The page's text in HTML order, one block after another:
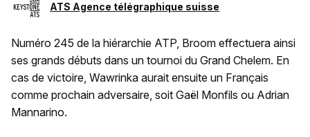
ATS Agence télégraphique suisse
Numéro 245 de la hiérarchie ATP, Broom effectuera ainsi
ses grands débuts dans un tournoi du Grand Chelem. En
cas de victoire, Wawrinka aurait ensuite un Français
comme prochain adversaire, soit Gaël Monfils ou Adrian
Mannarino.